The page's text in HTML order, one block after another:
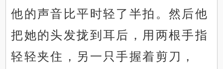
他的声音比平时轻了半拍。然后他
把她的头发拢到耳后，用两根手指
轻轻夹住，另一只手握着剪刀，